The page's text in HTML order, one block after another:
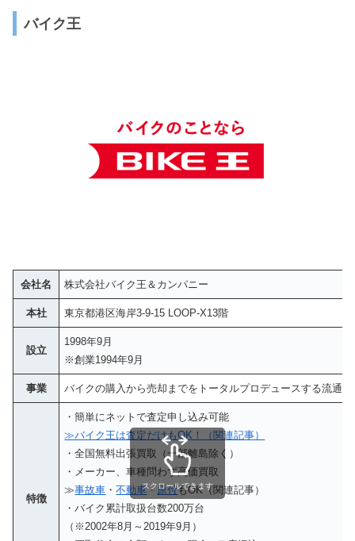
バイク王
会社名 株式会社バイク王＆カンパニー
本社 東京都港区海岸3-9-15 LOOP-X13階
設立
1998年9月
※創業1994年9月
事業 バイクの購入から売却までをトータルプロデュースする流通
特徴
・簡単にネットで査定申し込み可能
≫バイク王は査定だけもOK！（関連記事）
・全国無料出張買取（一部離島除く）
・メーカー、車種問わず高価買取
≫事故車 ・不動車・原付もOK（関連記事）
・バイク累計取扱台数200万台
（※2002年8月～2019年9月）
スクロールできます